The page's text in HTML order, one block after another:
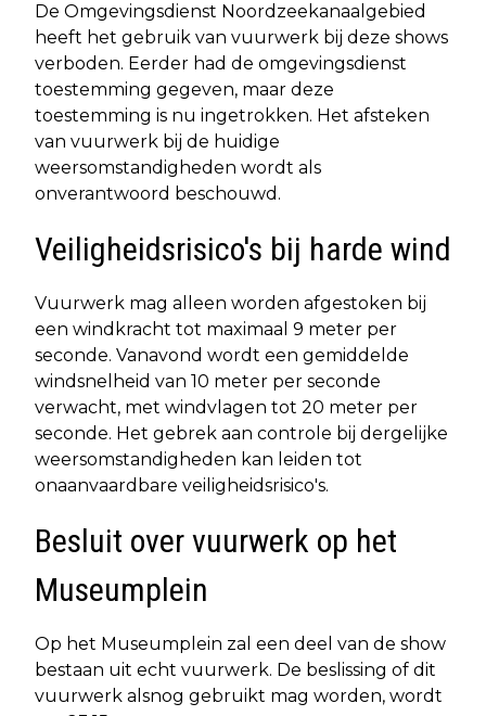
De Omgevingsdienst Noordzeekanaalgebied
heeft het gebruik van vuurwerk bij deze shows
verboden. Eerder had de omgevingsdienst
toestemming gegeven, maar deze
toestemming is nu ingetrokken. Het afsteken
van vuurwerk bij de huidige
weersomstandigheden wordt als
onverantwoord beschouwd.
Veiligheidsrisico's bij harde wind
Vuurwerk mag alleen worden afgestoken bij
een windkracht tot maximaal 9 meter per
seconde. Vanavond wordt een gemiddelde
windsnelheid van 10 meter per seconde
verwacht, met windvlagen tot 20 meter per
seconde. Het gebrek aan controle bij dergelijke
weersomstandigheden kan leiden tot
onaanvaardbare veiligheidsrisico's.
Besluit over vuurwerk op het
Museumplein
Op het Museumplein zal een deel van de show
bestaan uit echt vuurwerk. De beslissing of dit
vuurwerk alsnog gebruikt mag worden, wordt